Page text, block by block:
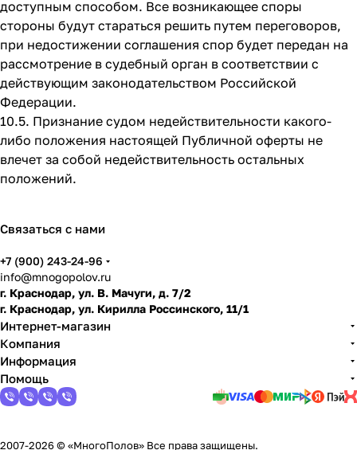
доступным способом. Все возникающее споры
стороны будут стараться решить путем переговоров,
при недостижении соглашения спор будет передан на
рассмотрение в судебный орган в соответствии с
действующим законодательством Российской
Федерации.
10.5. Признание судом недействительности какого-
либо положения настоящей Публичной оферты не
влечет за собой недействительность остальных
положений.
Связаться с нами
+7 (900) 243-24-96
info@mnogopolov.ru
г. Краснодар, ул. В. Мачуги, д. 7/2
г. Краснодар, ул. Кирилла Россинского, 11/1
Интернет-магазин
Компания
Информация
Помощь
2007-2026 © «МногоПолов» Все права защищены.